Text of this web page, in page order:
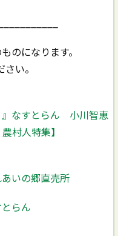
のになります。
い。
』なすとらん 小川智恵
村人特集】
いの郷直売所
らん